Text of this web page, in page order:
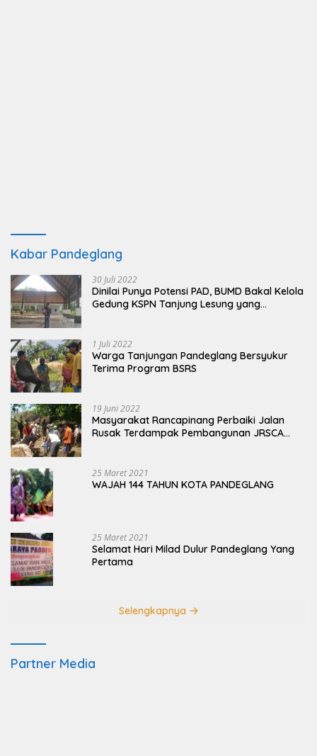
Kabar Pandeglang
30 Juli 2022
Dinilai Punya Potensi PAD, BUMD Bakal Kelola
Gedung KSPN Tanjung Lesung yang
1 Juli 2022
Warga Tanjungan Pandeglang Bersyukur
Terima Program BSRS
19 Juni 2022
Masyarakat Rancapinang Perbaiki Jalan
Rusak Terdampak Pembangunan JRSCA
25 Maret 2021
WAJAH 144 TAHUN KOTA PANDEGLANG
25 Maret 2021
Selamat Hari Milad Dulur Pandeglang Yang
Pertama
Selengkapnya
Partner Media